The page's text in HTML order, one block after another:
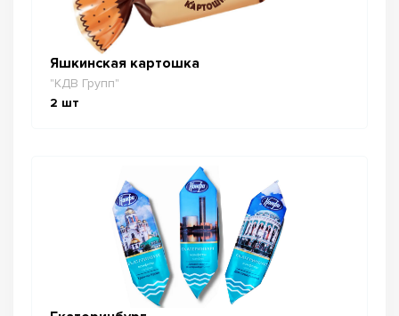
Яшкинская картошка
"КДВ Групп"
2 шт